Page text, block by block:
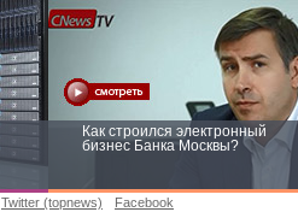
Как строился электронный
бизнес Банка Москвы?
Twitter (topnews) Facebook